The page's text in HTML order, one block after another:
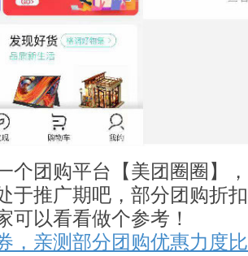
个团购平台【美团圈圈】
于推广期吧，部分团购折
可以看看做个参考！
，亲测部分团购优惠力度